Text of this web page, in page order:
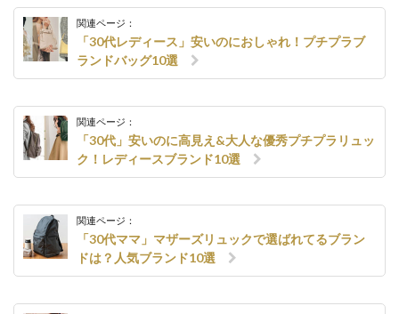
関連ページ：
「30代レディース」安いのにおしゃれ！プチプラブ
ランドバッグ10選
関連ページ：
「30代」安いのに高見え&大人な優秀プチプラリュッ
ク！レディースブランド10選
関連ページ：
「30代ママ」マザーズリュックで選ばれてるブラン
ドは？人気ブランド10選